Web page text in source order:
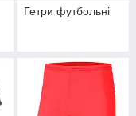
Гетри футбольні